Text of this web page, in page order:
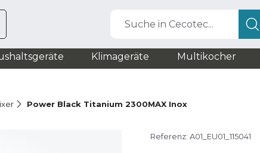
Suche in Cecotec...
Klimageräte Multikocher
Power Black Titanium 2300MAX Inox
Referenz: A01_EU01_115041